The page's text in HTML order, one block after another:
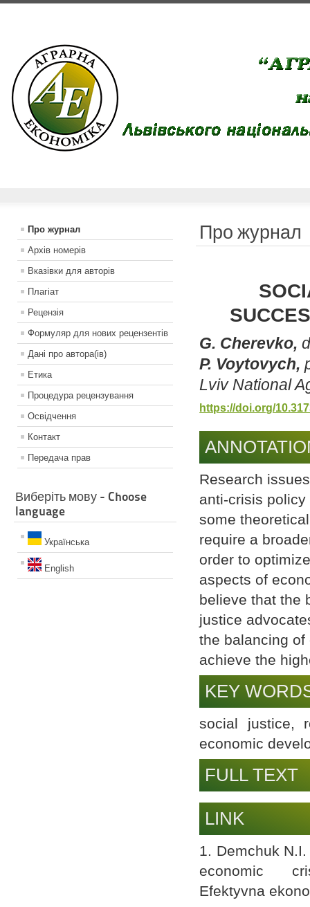
Про журнал
Архів номерів
Вказiвки для авторiв
Плагіат
Рецензiя
Формуляр для нових рецензентiв
Данi про автора(iв)
Етика
Процедура рецензування
Освiдчення
Контакт
Передача прав
Виберіть мову - Choose
language
Українська
English
Про журнал
G. Cherevko,
P. Voytovych,
Lviv National
https://doi.org/
Research
anti-crisis
some
require a
order to
aspects of
believe that the
justice
the balancing
achieve the
KEY
social justice,
economic
FULL TEXT
LINK
1. Demchuk
economic
Efektyvna